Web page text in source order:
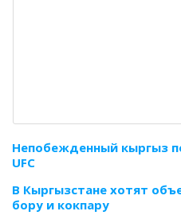
Непобежденный кыргыз
UFC
В Кыргызстане хотят
бору и кокпару